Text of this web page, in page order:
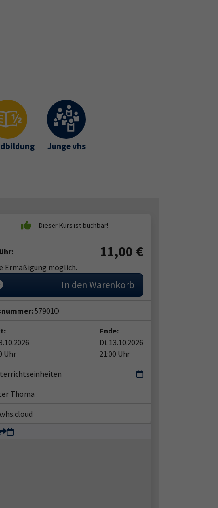
Junge vhs
11,00 €
Ermäßigung möglich.
In den Warenkorb
57901O
Uhr
Ende:
Di. 13.10.2026
21:00 Uhr
Thoma